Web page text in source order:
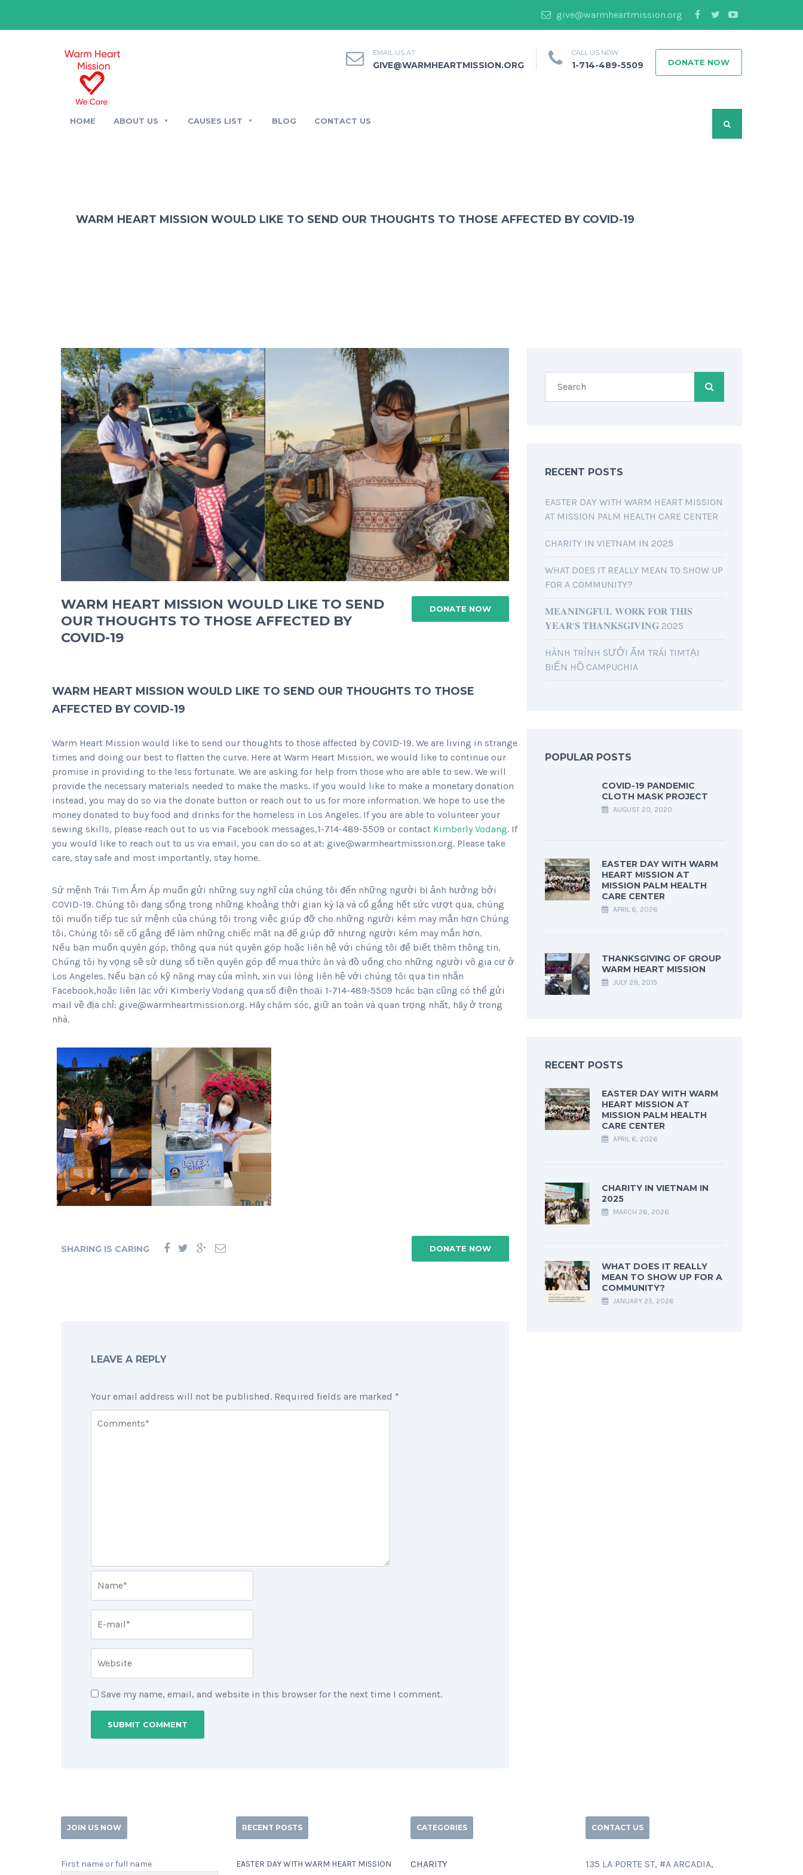
give@warmheartmission.org
EMAIL US AT
GIVE@WARMHEARTMISSION.ORG
CALL US NOW
1-714-489-5509 DONATE NOW
HOME ABOUT US CAUSES LIST BLOG CONTACT US
WARM HEART MISSION WOULD LIKE TO SEND OUR THOUGHTS TO THOSE AFFECTED BY COVID-19
WARM HEART MISSION WOULD LIKE TO SEND
OUR THOUGHTS TO THOSE AFFECTED BY
COVID-19
DONATE NOW
WARM HEART MISSION WOULD LIKE TO SEND OUR THOUGHTS TO THOSE
AFFECTED BY COVID-19
Warm Heart Mission would like to send our thoughts to those affected by COVID-19. We are living in strange
times and doing our best to flatten the curve. Here at Warm Heart Mission, we would like to continue our
promise in providing to the less fortunate. We are asking for help from those who are able to sew. We will
provide the necessary materials needed to make the masks. If you would like to make a monetary donation
instead, you may do so via the donate button or reach out to us for more information. We hope to use the
money donated to buy food and drinks for the homeless in Los Angeles. If you are able to volunteer your
sewing skills, please reach out to us via Facebook messages,1-714-489-5509 or contact Kimberly Vodang. If
you would like to reach out to us via email, you can do so at at: give@warmheartmission.org. Please take
care, stay safe and most importantly, stay home.
Sứ mệnh Trái Tim Ấm Áp muốn gửi những suy nghĩ của chúng tôi đến những người bị ảnh hưởng bởi
COVID-19. Chúng tôi đang sống trong những khoảng thời gian kỳ lạ và cố gắng hết sức vượt qua, chúng
tôi muốn tiếp tục sứ mệnh của chúng tôi trong việc giúp đỡ cho những người kém may mắn hơn Chúng
tôi, Chúng tôi sẽ cố gắng để làm những chiếc mặt nạ để giúp đỡ nhưng người kém may mắn hơn.
Nếu bạn muốn quyên góp, thông qua nút quyên góp hoặc liên hệ với chúng tôi để biết thêm thông tin.
Chúng tôi hy vọng sẽ sử dụng số tiền quyên góp để mua thức ăn và đồ uống cho những người vô gia cư ở
Los Angeles. Nếu bạn có kỹ năng may của mình, xin vui lòng liên hệ với chúng tôi qua tin nhắn
Facebook,hoặc liên lạc với Kimberly Vodang qua số điện thoại 1-714-489-5509 hcác bạn cũng có thể gửi
mail về địa chỉ: give@warmheartmission.org. Hãy chăm sóc, giữ an toàn và quan trọng nhất, hãy ở trong
nhà.
SHARING IS CARING DONATE NOW
LEAVE A REPLY
Your email address will not be published. Required fields are marked *
Save my name, email, and website in this browser for the next time I comment.
RECENT POSTS
EASTER DAY WITH WARM HEART MISSION
AT MISSION PALM HEALTH CARE CENTER
CHARITY IN VIETNAM IN 2025
WHAT DOES IT REALLY MEAN TO SHOW UP
FOR A COMMUNITY?
𝐌𝐄𝐀𝐍𝐈𝐍𝐆𝐅𝐔𝐋 𝐖𝐎𝐑𝐊 𝐅𝐎𝐑 𝐓𝐇𝐈𝐒
𝐘𝐄𝐀𝐑’𝐒 𝐓𝐇𝐀𝐍𝐊𝐒𝐆𝐈𝐕𝐈𝐍𝐆 2025
HÀNH TRÌNH SƯỞI ẤM TRÁI TIMTẠI
BIỂN HỒ CAMPUCHIA
POPULAR POSTS
COVID-19 PANDEMIC
CLOTH MASK PROJECT
AUGUST 20, 2020
EASTER DAY WITH WARM
HEART MISSION AT
MISSION PALM HEALTH
CARE CENTER
APRIL 6, 2026
THANKSGIVING OF GROUP
WARM HEART MISSION
JULY 29, 2015
RECENT POSTS
EASTER DAY WITH WARM
HEART MISSION AT
MISSION PALM HEALTH
CARE CENTER
APRIL 6, 2026
CHARITY IN VIETNAM IN
2025
MARCH 26, 2026
WHAT DOES IT REALLY
MEAN TO SHOW UP FOR A
COMMUNITY?
JANUARY 25, 2026
JOIN US NOW
First name or full name
RECENT POSTS
EASTER DAY WITH WARM HEART MISSION
CATEGORIES
CHARITY
CONTACT US
135 LA PORTE ST, #A ARCADIA,